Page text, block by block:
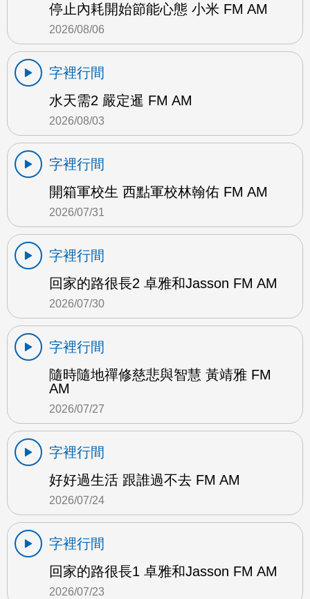
停止內耗開始節能心態 小米 FM AM
2026/08/06
字裡行間
水天需2 嚴定暹 FM AM
2026/08/03
字裡行間
開箱軍校生 西點軍校林翰佑 FM AM
2026/07/31
字裡行間
回家的路很長2 卓雅和Jasson FM AM
2026/07/30
字裡行間
隨時隨地禪修慈悲與智慧 黃靖雅 FM
AM
2026/07/27
字裡行間
好好過生活 跟誰過不去 FM AM
2026/07/24
字裡行間
回家的路很長1 卓雅和Jasson FM AM
2026/07/23